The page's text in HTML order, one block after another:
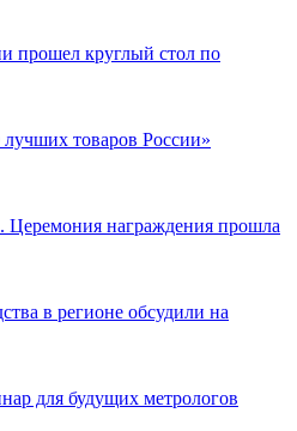
прошел круглый стол по
товаров России»
Церемония награждения прошла
в регионе обсудили на
для будущих метрологов